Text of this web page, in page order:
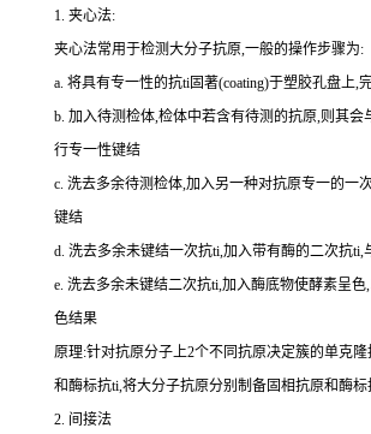
1. 夹心法:
夹心法常用于检测大分子抗原,一般的操作步骤为:
a. 将具有专一性的抗ti固著(coating)于塑胶孔盘上,
b. 加入待测检体,检体中若含有待测的抗原,则其会
行专一性键结
c. 洗去多余待测检体,加入另一种对抗原专一的一次
键结
d. 洗去多余未键结一次抗ti,加入带有酶的二次抗ti,
e. 洗去多余未键结二次抗ti,加入酶底物使酵素呈
色结果
原理:针对抗原分子上2个不同抗原决定簇的单克隆
和酶标抗ti,将大分子抗原分别制备固相抗原和酶标
2. 间接法